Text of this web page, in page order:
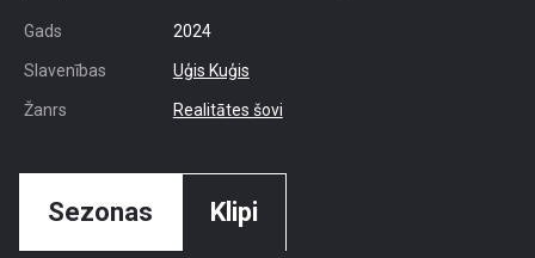
Gads 2024
Slavenības Uģis Kuģis
Žanrs Realitātes šovi
Sezonas Klipi